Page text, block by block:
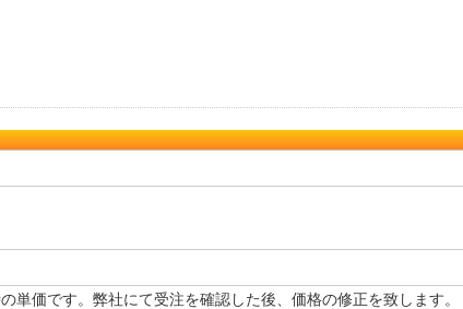
単価です。弊社にて受注を確認した後、価格の修正を致します。